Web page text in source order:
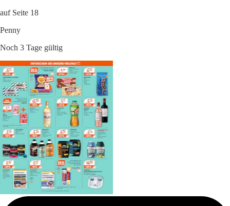
auf Seite 18
Penny
Noch 3 Tage gültig